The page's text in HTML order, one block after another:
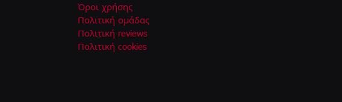
Όροι χρήσης
Πολιτική ομάδας
Πολιτική reviews
Πολιτική cookies